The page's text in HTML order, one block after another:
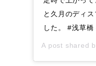
と久月のディ
した。 #浅草
A post shared